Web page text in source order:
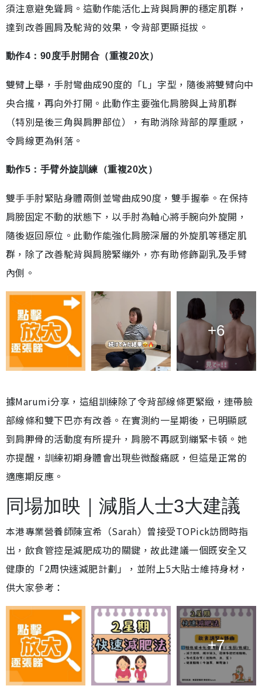
須注意避免聳肩。這動作能活化上背與肩胛的穩定肌群，
達到改善圓肩及駝背的效果，令背部更顯挺拔。
動作4：90度手肘開合（重複20次）
雙臂上舉，手肘彎曲成90度的「L」字型，隨後將雙臂向中
央合攏，再向外打開。此動作主要強化肩膀與上背肌群
（特別是後三角與肩胛部位），有助消除背部的厚重感，
令肩線更為俐落。
動作5：手臂外旋訓練（重複20次）
雙手手肘緊貼身體兩側並彎曲成90度，雙手握拳。在保持
肩膀固定不動的狀態下，以手肘為軸心將手腕向外旋開，
隨後返回原位。此動作能強化肩膀深層的外旋肌等穩定肌
群，除了改善駝背與肩膀緊繃外，亦有助修飾副乳及手臂
內側。
+6
據Marumi分享，這組訓練除了令背部線條更緊緻，連帶臉
部線條和雙下巴亦有改善。在實測約一星期後，已明顯感
到肩胛骨的活動度有所提升，肩膀不再感到繃緊卡頓。她
亦提醒，訓練初期身體會出現些微酸痛感，但這是正常的
適應期反應。
同場加映｜減脂人士3大建議
本港專業營養師陳宣希（Sarah）曾接受TOPick訪問時指
出，飲食管控是減肥成功的關鍵，故此建議一個既安全又
健康的「2周快速減肥計劃」，並附上5大貼士維持身材，
供大家參考：
+7